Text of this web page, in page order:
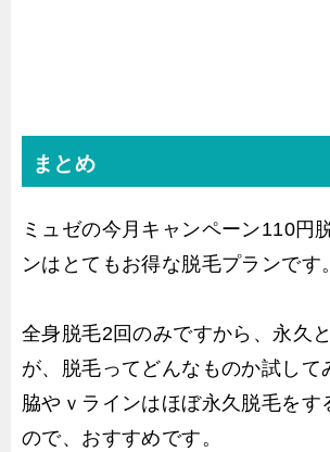
まとめ
ミュゼの今月キャンペーン110円
ンはとてもお得な脱毛プランです。
全身脱毛2回のみですから、永久
が、脱毛ってどんなものか試して
脇やｖラインはほぼ永久脱毛をす
ので、おすすめです。